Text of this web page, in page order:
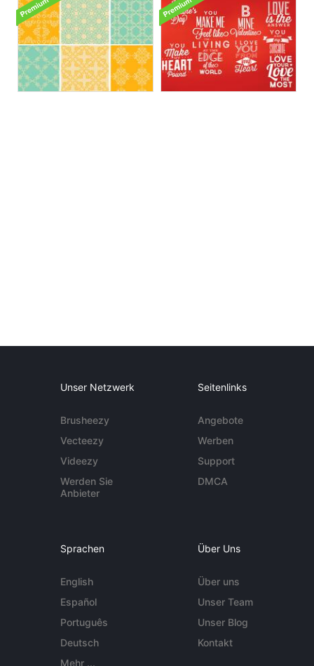
Unser Netzwerk
Brusheezy
Vecteezy
Videezy
Werden Sie
Anbieter
Seitenlinks
Angebote
Werben
Support
DMCA
Sprachen
English
Español
Português
Deutsch
Mehr ...
Über Uns
Über uns
Unser Team
Unser Blog
Kontakt